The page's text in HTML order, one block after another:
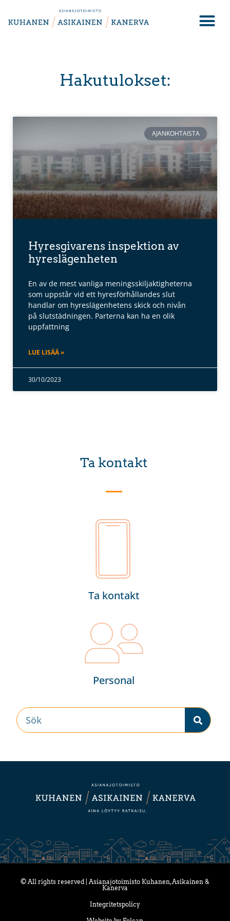
Hakutulokset:
AJANKOHTAISTA
Hyresgivarens inspektion av
hyreslägenheten
En av de mest vanliga meningsskiljaktigheterna
som uppstår vid ett hyresförhållandes slut
handlar om hyreslägenhetens skick och nivån
på slutstädningen. Parterna kan ha en olik
uppfattning
LUE LISÄÄ »
30/10/2023
Ta kontakt
Ta kontakt
Personal
© All rights reserved | Asianajotoimisto Kuhanen, Asikainen &
Kanerva
Integritetspolicy